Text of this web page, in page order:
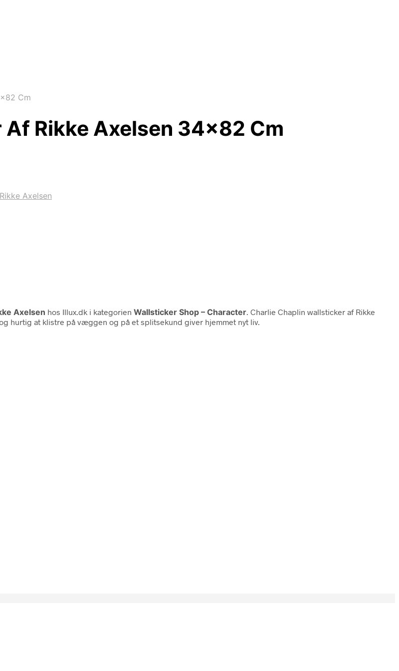
Cm
Rikke Axelsen 34×82 Cm
Rikke Axelsen
Axelsen hos Illux.dk i kategorien Wallsticker Shop – Character . Charlie Chaplin wallsticker af Rikke
hurtig at klistre på væggen og på et splitsekund giver hjemmet nyt liv.